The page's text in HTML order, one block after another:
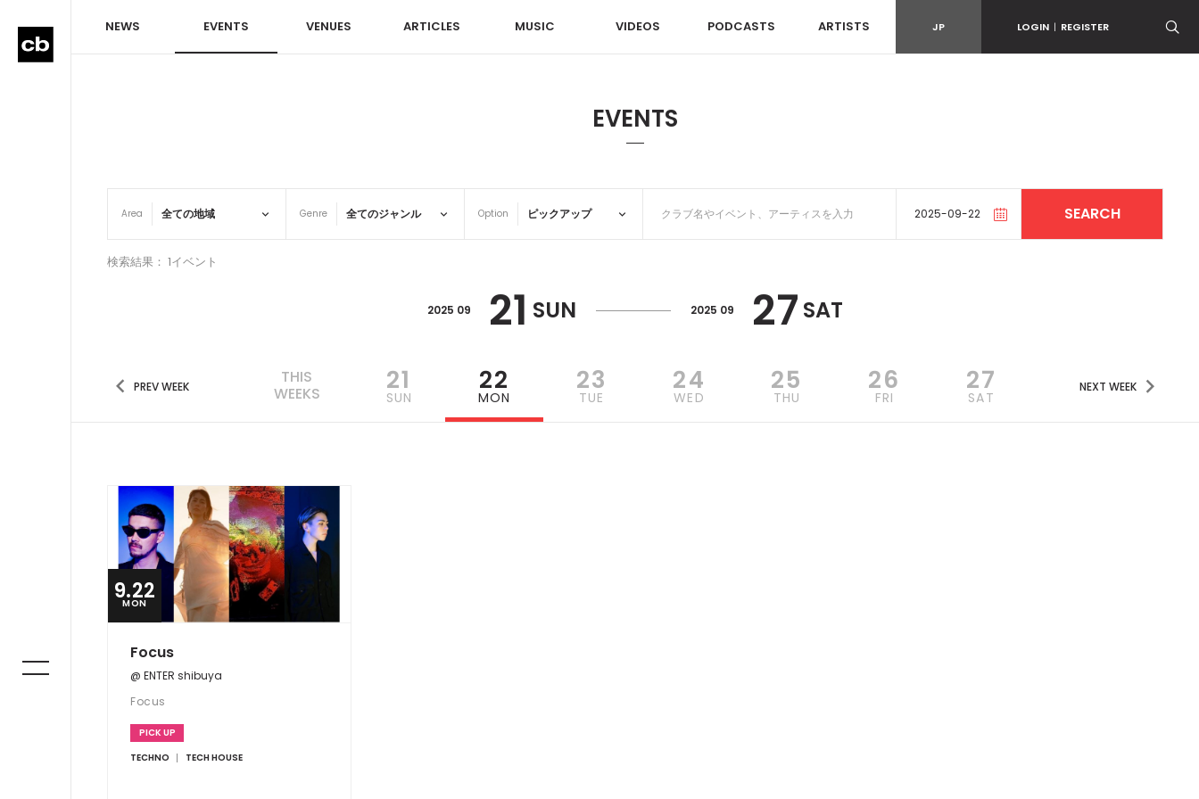
NEWS EVENTS VENUES ARTICLES MUSIC VIDEOS PODCASTS ARTISTS JP LOGIN | REGISTER
EVENTS
Area Genre Option
検索結果： 1イベント
2025 09 21 SUN 2025 09 27 SAT
PREV WEEK
THIS
WEEKS
21
SUN
22
MON
23
TUE
24
WED
25
THU
26
FRI
27
SAT
NEXT WEEK
9.22
MON
Focus
@ ENTER shibuya
Focus
PICK UP
TECHNO
TECH HOUSE